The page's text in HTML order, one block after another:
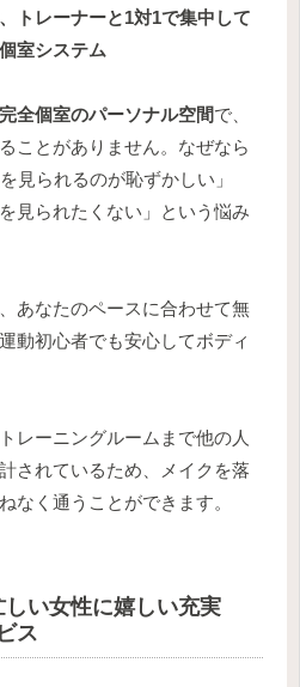
トレーナーと1対1で集中して
室システム
完全個室のパーソナル空間で、
ことがありません。なぜなら
見られるのが恥ずかしい」
見られたくない」という悩み
あなたのペースに合わせて無
動初心者でも安心してボディ
レーニングルームまで他の人
されているため、メイクを落
なく通うことができます。
い女性に嬉しい充実
ス